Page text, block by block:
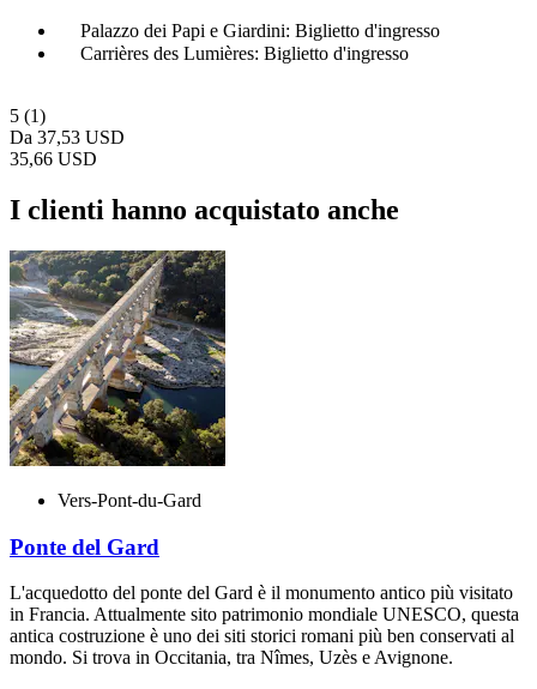
Palazzo dei Papi e Giardini: Biglietto d'ingresso
Carrières des Lumières: Biglietto d'ingresso
5 (1)
Da 37,53 USD
35,66 USD
I clienti hanno acquistato anche
Vers-Pont-du-Gard
Ponte del Gard
L'acquedotto del ponte del Gard è il monumento antico più visitato
in Francia. Attualmente sito patrimonio mondiale UNESCO, questa
antica costruzione è uno dei siti storici romani più ben conservati al
mondo. Si trova in Occitania, tra Nîmes, Uzès e Avignone.